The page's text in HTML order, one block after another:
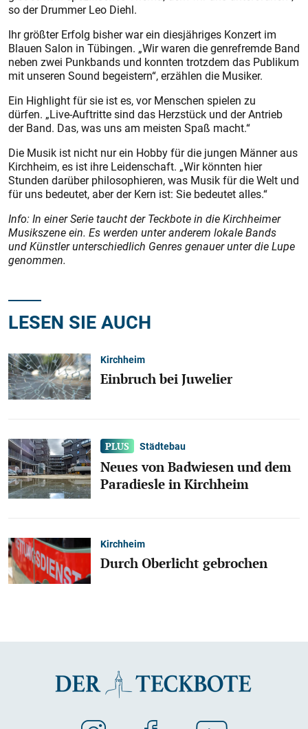
so der Drummer Leo Diehl.
Ihr größter Erfolg bisher war ein diesjähriges Konzert im
Blauen Salon in Tübingen. „Wir waren die genrefremde Band
neben zwei Punkbands und konnten trotzdem das Publikum
mit unseren Sound begeistern“, erzählen die Musiker.
Ein Highlight für sie ist es, vor Menschen spielen zu
dürfen. „Live-Auftritte sind das Herzstück und der Antrieb
der Band. Das, was uns am meisten Spaß macht.“
Die Musik ist nicht nur ein Hobby für die jungen Männer aus
Kirchheim, es ist ihre Leidenschaft. „Wir könnten hier
Stunden darüber philosophieren, was Musik für die Welt und
für uns bedeutet, aber der Kern ist: Sie bedeutet alles.“
Info: In einer Serie taucht der Teckbote in die Kirchheimer
Musikszene ein. Es werden unter anderem lokale Bands
und Künstler unterschiedlich Genres genauer unter die Lupe
genommen.
LESEN SIE AUCH
Kirchheim
Einbruch bei Juwelier
Städtebau
Neues von Badwiesen und dem
Paradiesle in Kirchheim
Kirchheim
Durch Oberlicht gebrochen